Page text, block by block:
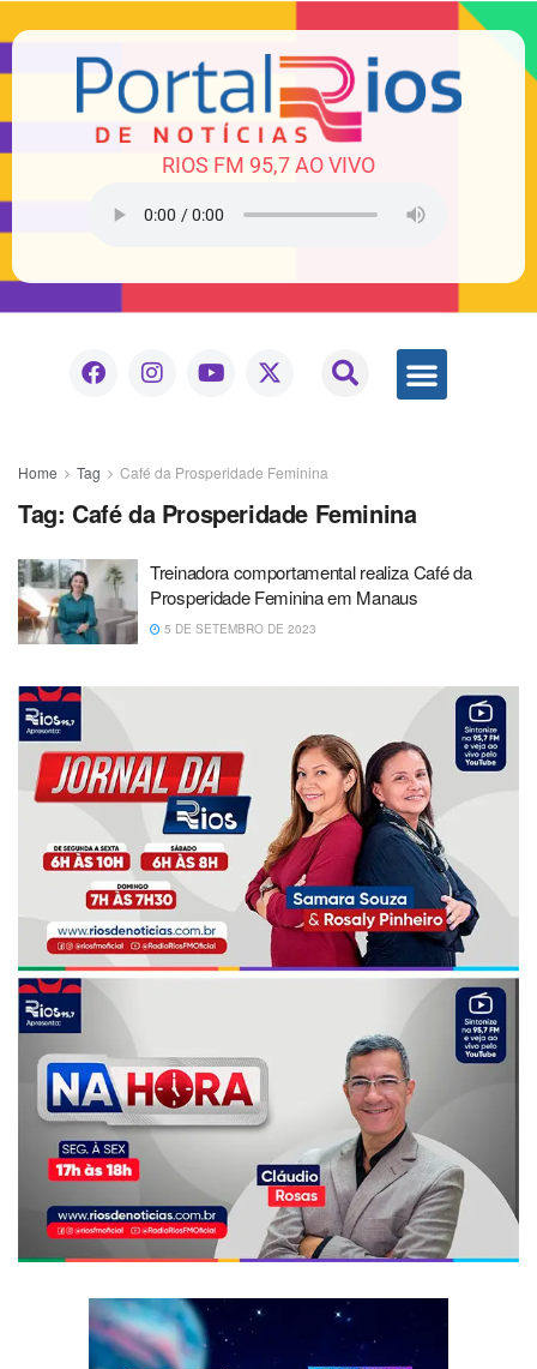
RIOS FM 95,7 AO VIVO
Home Tag Café da Prosperidade Feminina
Tag: Café da Prosperidade Feminina
Treinadora comportamental realiza Café da
Prosperidade Feminina em Manaus
5 DE SETEMBRO DE 2023